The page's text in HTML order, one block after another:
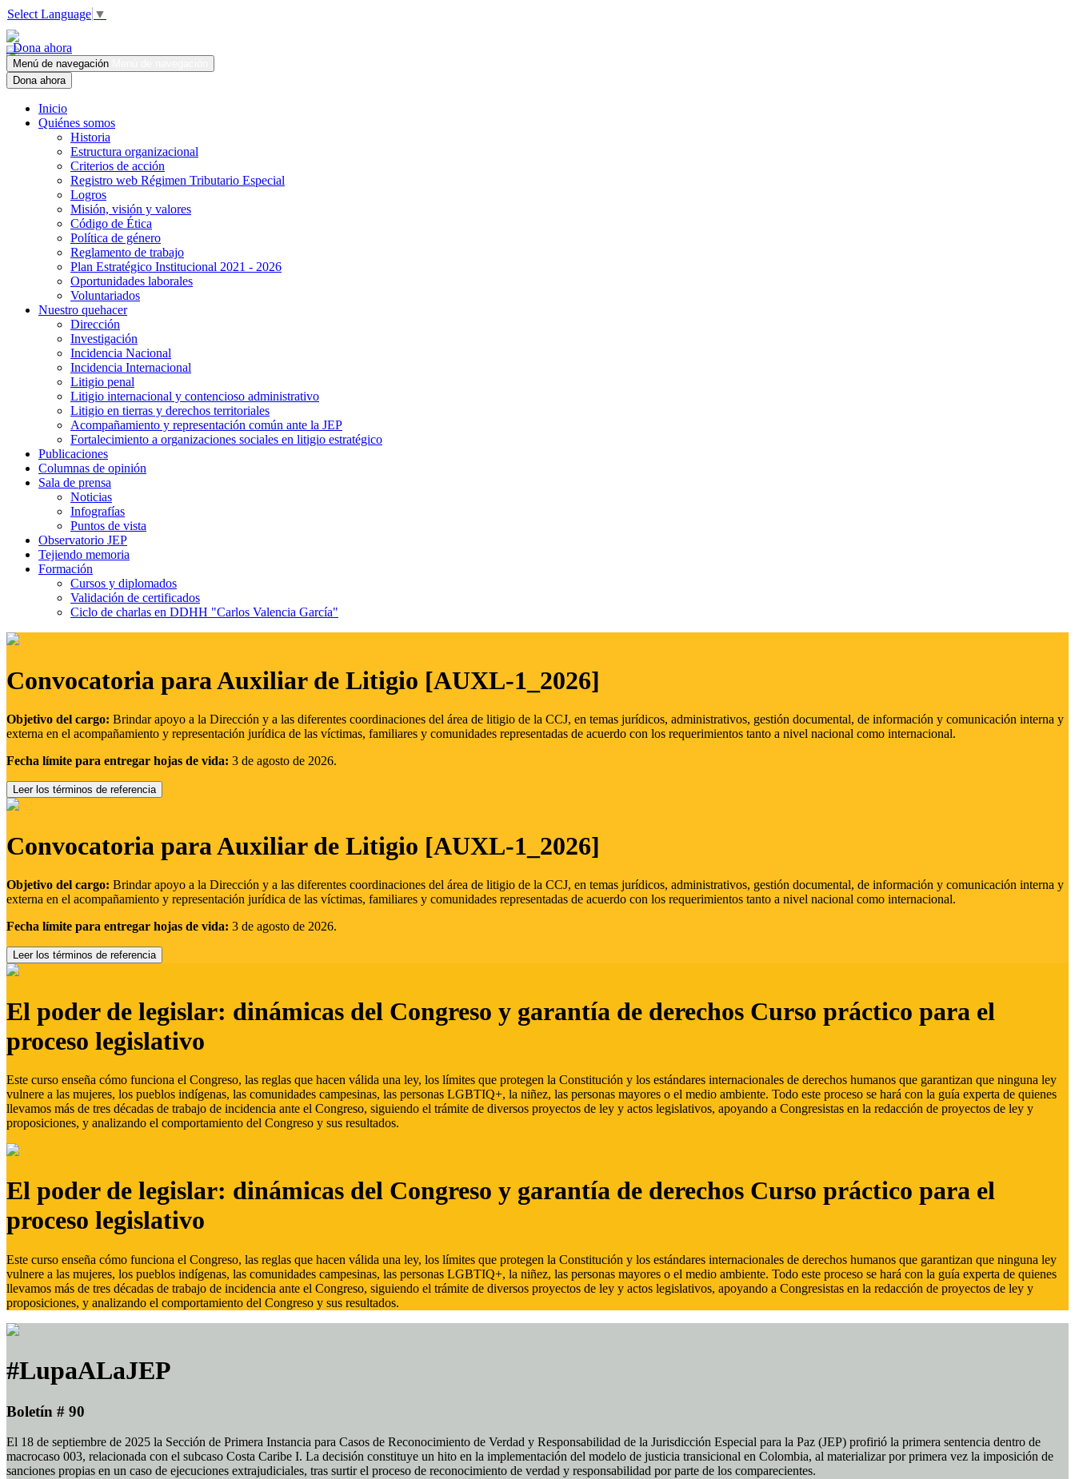
Select Language ▼
Dona ahora
Menú de navegación
Dona ahora
Inicio
Quiénes somos
Historia
Estructura organizacional
Criterios de acción
Registro web Régimen Tributario Especial
Logros
Misión, visión y valores
Código de Ética
Política de género
Reglamento de trabajo
Plan Estratégico Institucional 2021 - 2026
Oportunidades laborales
Voluntariados
Nuestro quehacer
Dirección
Investigación
Incidencia Nacional
Incidencia Internacional
Litigio penal
Litigio internacional y contencioso administrativo
Litigio en tierras y derechos territoriales
Acompañamiento y representación común ante la JEP
Fortalecimiento a organizaciones sociales en litigio estratégico
Publicaciones
Columnas de opinión
Sala de prensa
Noticias
Infografías
Puntos de vista
Observatorio JEP
Tejiendo memoria
Formación
Cursos y diplomados
Validación de certificados
Ciclo de charlas en DDHH "Carlos Valencia García"
Convocatoria para Auxiliar de Litigio [AUXL-1_2026]
Objetivo del cargo: Brindar apoyo a la Dirección y a las diferentes coordinaciones del área de litigio de la CCJ, en temas jurídicos, administrativos, gestión documental, de información y comunicación interna y
externa en el acompañamiento y representación jurídica de las víctimas, familiares y comunidades representadas de acuerdo con los requerimientos tanto a nivel nacional como internacional.
Fecha límite para entregar hojas de vida: 3 de agosto de 2026.
Leer los términos de referencia
Convocatoria para Auxiliar de Litigio [AUXL-1_2026]
Objetivo del cargo: Brindar apoyo a la Dirección y a las diferentes coordinaciones del área de litigio de la CCJ, en temas jurídicos, administrativos, gestión documental, de información y comunicación interna y
externa en el acompañamiento y representación jurídica de las víctimas, familiares y comunidades representadas de acuerdo con los requerimientos tanto a nivel nacional como internacional.
Fecha límite para entregar hojas de vida: 3 de agosto de 2026.
Leer los términos de referencia
El poder de legislar: dinámicas del Congreso y garantía de derechos Curso práctico para el
proceso legislativo
Este curso enseña cómo funciona el Congreso, las reglas que hacen válida una ley, los límites que protegen la Constitución y los estándares internacionales de derechos humanos que garantizan que ninguna ley
vulnere a las mujeres, los pueblos indígenas, las comunidades campesinas, las personas LGBTIQ+, la niñez, las personas mayores o el medio ambiente. Todo este proceso se hará con la guía experta de quienes
llevamos más de tres décadas de trabajo de incidencia ante el Congreso, siguiendo el trámite de diversos proyectos de ley y actos legislativos, apoyando a Congresistas en la redacción de proyectos de ley y
proposiciones, y analizando el comportamiento del Congreso y sus resultados.
El poder de legislar: dinámicas del Congreso y garantía de derechos Curso práctico para el
proceso legislativo
Este curso enseña cómo funciona el Congreso, las reglas que hacen válida una ley, los límites que protegen la Constitución y los estándares internacionales de derechos humanos que garantizan que ninguna ley
vulnere a las mujeres, los pueblos indígenas, las comunidades campesinas, las personas LGBTIQ+, la niñez, las personas mayores o el medio ambiente. Todo este proceso se hará con la guía experta de quienes
llevamos más de tres décadas de trabajo de incidencia ante el Congreso, siguiendo el trámite de diversos proyectos de ley y actos legislativos, apoyando a Congresistas en la redacción de proyectos de ley y
proposiciones, y analizando el comportamiento del Congreso y sus resultados.
#LupaALaJEP
Boletín # 90
El 18 de septiembre de 2025 la Sección de Primera Instancia para Casos de Reconocimiento de Verdad y Responsabilidad de la Jurisdicción Especial para la Paz (JEP) profirió la primera sentencia dentro de
macrocaso 003, relacionada con el subcaso Costa Caribe I. La decisión constituye un hito en la implementación del modelo de justicia transicional en Colombia, al materializar por primera vez la imposición de
sanciones propias en un caso de ejecuciones extrajudiciales, tras surtir el proceso de reconocimiento de verdad y responsabilidad por parte de los comparecientes.